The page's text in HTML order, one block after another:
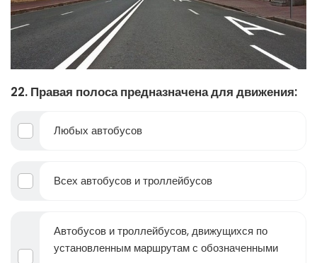
22. Правая полоса предназначена для движения:
Любых автобусов
Всех автобусов и троллейбусов
Автобусов и троллейбусов, движущихся по
установленным маршрутам с обозначенными